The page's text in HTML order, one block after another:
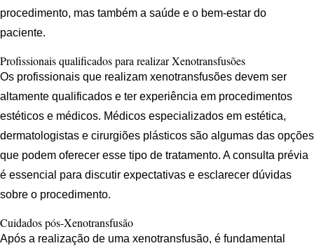
procedimento, mas também a saúde e o bem-estar do
paciente.
Profissionais qualificados para realizar Xenotransfusões
Os profissionais que realizam xenotransfusões devem ser
altamente qualificados e ter experiência em procedimentos
estéticos e médicos. Médicos especializados em estética,
dermatologistas e cirurgiões plásticos são algumas das opções
que podem oferecer esse tipo de tratamento. A consulta prévia
é essencial para discutir expectativas e esclarecer dúvidas
sobre o procedimento.
Cuidados pós-Xenotransfusão
Após a realização de uma xenotransfusão, é fundamental